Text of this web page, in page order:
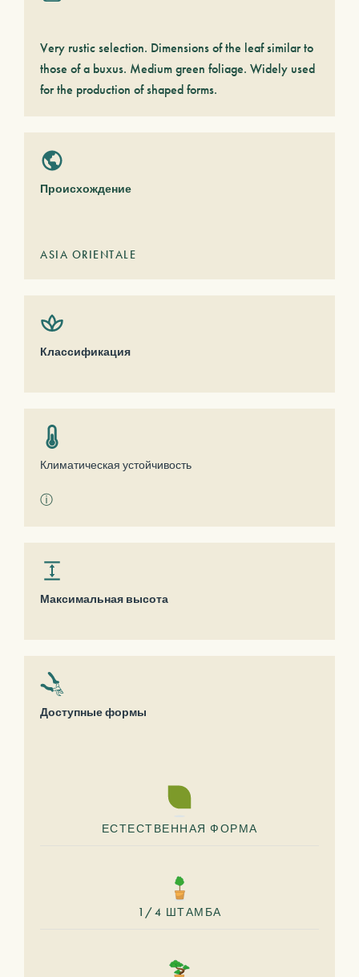
Very rustic selection. Dimensions of the leaf similar to
those of a buxus. Medium green foliage. Widely used
for the production of shaped forms.
Происхождение
ASIA ORIENTALE
Классификация
Климатическая устойчивость
ⓘ
Максимальная высота
Доступные формы
ЕСТЕСТВЕННАЯ ФОРМА
1/4 ШТАМБА